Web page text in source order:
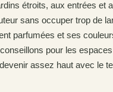
étroits, aux entrées et
sans occuper trop de
parfumées et ses
pour les
assez haut avec le